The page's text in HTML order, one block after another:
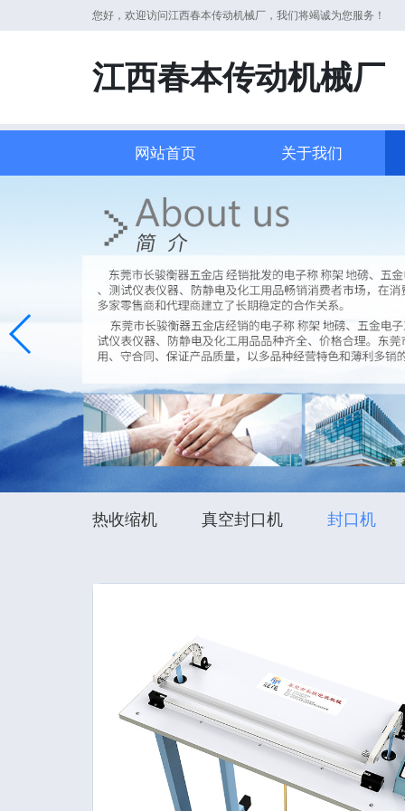
您好，欢迎访问江西春本传动机械厂，我们将竭诚为您服务！
江西春本传动机械厂
网站首页 关于我们
热收缩机 真空封口机 封口机